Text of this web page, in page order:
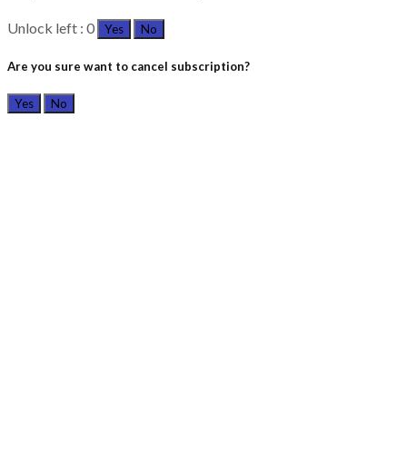
Unlock left : 0 Yes No
Are you sure want to cancel subscription?
Yes No